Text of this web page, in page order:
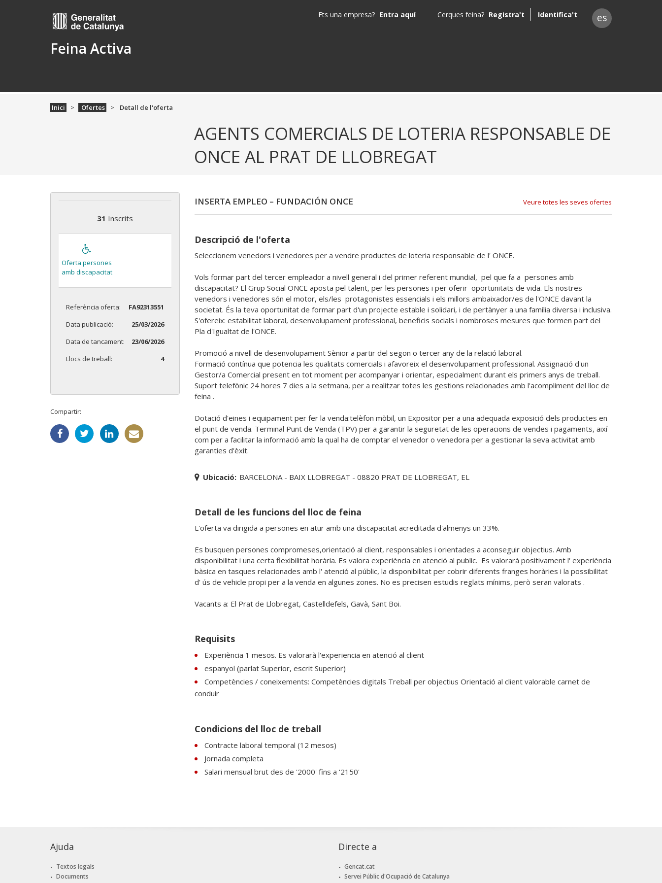
Feina Activa
Ets una empresa? Entra aquí Cerques feina? Registra't Identifica't es
Inici Ofertes Detall de l'oferta
AGENTS COMERCIALS DE LOTERIA RESPONSABLE DE
ONCE AL PRAT DE LLOBREGAT
31 Inscrits
Oferta persones
amb discapacitat
Referència oferta:
FA92313551
Data publicació:
25/03/2026
Data de tancament:
23/06/2026
Llocs de treball:
4
Compartir:
INSERTA EMPLEO – FUNDACIÓN ONCE Veure totes les seves ofertes
Descripció de l'oferta
Seleccionem venedors i venedores per a vendre productes de loteria responsable de l' ONCE.
Vols formar part del tercer empleador a nivell general i del primer referent mundial,  pel que fa a  persones amb
discapacitat? El Grup Social ONCE aposta pel talent, per les persones i per oferir  oportunitats de vida. Els nostres
venedors i venedores són el motor, els/les  protagonistes essencials i els millors ambaixador/es de l'ONCE davant la
societat. És la teva oportunitat de formar part d'un projecte estable i solidari, i de pertànyer a una família diversa i inclusiva.
S'ofereix: estabilitat laboral, desenvolupament professional, beneficis socials i nombroses mesures que formen part del
Pla d'Igualtat de l'ONCE.
Promoció a nivell de desenvolupament Sènior a partir del segon o tercer any de la relació laboral.
Formació contínua que potencia les qualitats comercials i afavoreix el desenvolupament professional. Assignació d'un
Gestor/a Comercial present en tot moment per acompanyar i orientar, especialment durant els primers anys de treball.
Suport telefònic 24 hores 7 dies a la setmana, per a realitzar totes les gestions relacionades amb l'acompliment del lloc de
feina .
Dotació d'eines i equipament per fer la venda:telèfon mòbil, un Expositor per a una adequada exposició dels productes en
el punt de venda. Terminal Punt de Venda (TPV) per a garantir la seguretat de les operacions de vendes i pagaments, així
com per a facilitar la informació amb la qual ha de comptar el venedor o venedora per a gestionar la seva activitat amb
Ubicació: BARCELONA - BAIX LLOBREGAT - 08820 PRAT DE LLOBREGAT, EL
Detall de les funcions del lloc de feina
L'oferta va dirigida a persones en atur amb una discapacitat acreditada d'almenys un 33%.
Es busquen persones compromeses,orientació al client, responsables i orientades a aconseguir objectius. Amb
disponibilitat i una certa flexibilitat horària. Es valora experiència en atenció al public.  Es valorarà positivament l' experiència
bàsica en tasques relacionades amb l' atenció al públic, la disponibilitat per cobrir diferents franges horàries i la possibilitat
d' ús de vehicle propi per a la venda en algunes zones. No es precisen estudis reglats mínims, però seran valorats .
Vacants a: El Prat de Llobregat, Castelldefels, Gavà, Sant Boi.
Requisits
Experiència 1 mesos. Es valorarà l'experiencia en atenció al client
espanyol (parlat Superior, escrit Superior)
Competències / coneixements: Competències digitals Treball per objectius Orientació al client valorable carnet de
conduir
Condicions del lloc de treball
Contracte laboral temporal (12 mesos)
Jornada completa
Salari mensual brut des de '2000' fins a '2150'
Ajuda
Textos legals
Documents
Directe a
Gencat.cat
Servei Públic d'Ocupació de Catalunya